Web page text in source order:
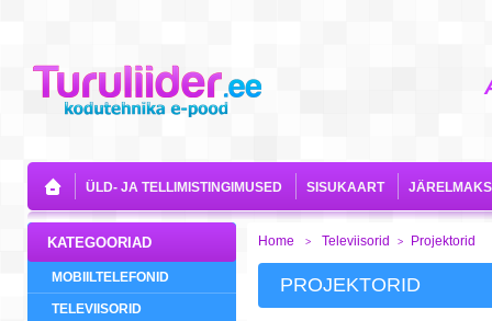
ÜLD- JA TELLIMISTINGIMUSED SISUKAART JÄRELMAKS
KATEGOORIAD
MOBIILTELEFONID
TELEVIISORID
Home > Televiisorid > Projektorid
PROJEKTORID